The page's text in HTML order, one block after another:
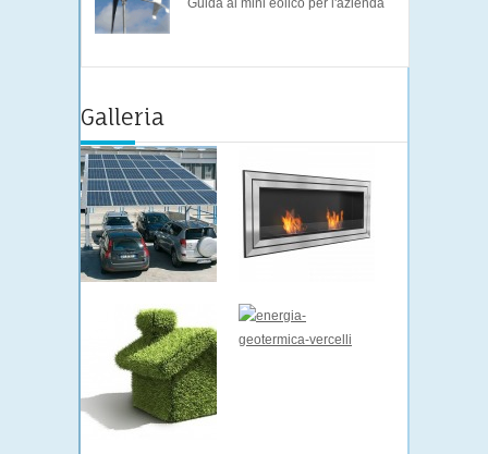
Guida al mini eolico per l'azienda
Galleria